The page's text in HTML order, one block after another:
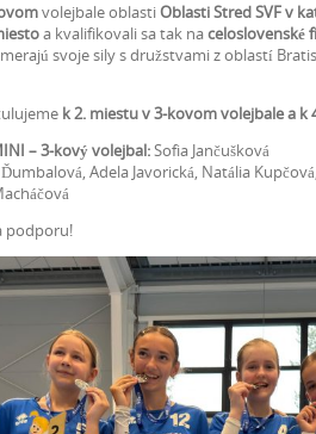
volejbale oblastiOblasti Stred SVF v
a kvalifikovali sa tak naceloslovenské
svoje sily s družstvami z oblastí
k 2. miestu v 3-kovom volejbale a
– 3-kový volejbal:Sofia Jančušková
Adela Javorická, Natália
podporu!